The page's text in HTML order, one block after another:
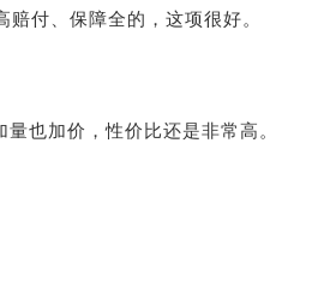
付、保障全的，这项很好。
量也加价，性价比还是非常高。